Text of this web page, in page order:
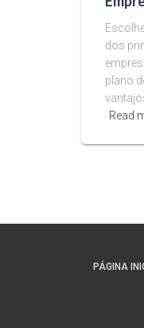
dos
plano
Read
PÁGINA